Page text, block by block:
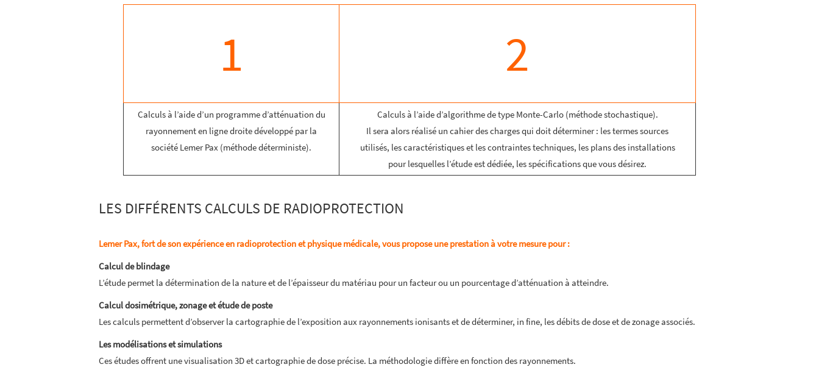
1 2
Calculs à l’aide d’un programme d’atténuation du
rayonnement en ligne droite développé par la
société Lemer Pax (méthode déterministe).
Calculs à l’aide d’algorithme de type Monte-Carlo (méthode stochastique).
Il sera alors réalisé un cahier des charges qui doit déterminer : les termes sources
utilisés, les caractéristiques et les contraintes techniques, les plans des installations
pour lesquelles l’étude est dédiée, les spécifications que vous désirez.
LES DIFFÉRENTS CALCULS DE RADIOPROTECTION
Lemer Pax, fort de son expérience en radioprotection et physique médicale, vous propose une prestation à votre mesure pour :
Calcul de blindage
L’étude permet la détermination de la nature et de l’épaisseur du matériau pour un facteur ou un pourcentage d’atténuation à atteindre.
Calcul dosimétrique, zonage et étude de poste
Les calculs permettent d’observer la cartographie de l’exposition aux rayonnements ionisants et de déterminer, in fine, les débits de dose et de zonage associés.
Les modélisations et simulations
Ces études offrent une visualisation 3D et cartographie de dose précise. La méthodologie diffère en fonction des rayonnements.